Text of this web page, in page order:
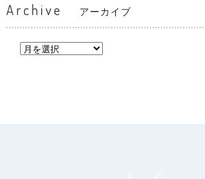
Archive アーカイブ